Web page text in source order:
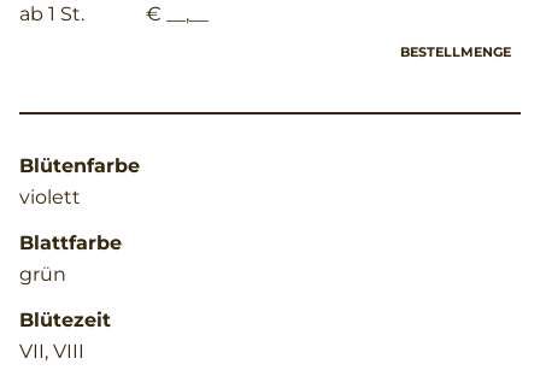
ab 1 St.
€ __,__
BESTELLMENGE
Blütenfarbe
violett
Blattfarbe
grün
Blütezeit
VII, VIII